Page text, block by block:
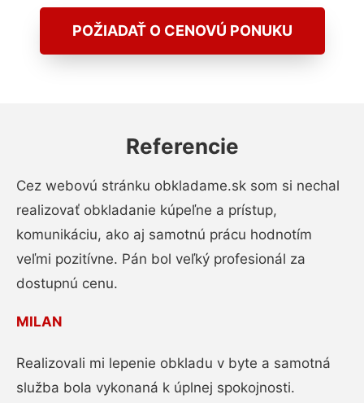
POŽIADAŤ O CENOVÚ PONUKU
Referencie
Cez webovú stránku obkladame.sk som si nechal
realizovať obkladanie kúpeľne a prístup,
komunikáciu, ako aj samotnú prácu hodnotím
veľmi pozitívne. Pán bol veľký profesionál za
dostupnú cenu.
MILAN
Realizovali mi lepenie obkladu v byte a samotná
služba bola vykonaná k úplnej spokojnosti.